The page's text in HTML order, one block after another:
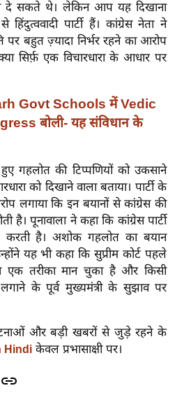
दे सकते थे। लेकिन आप यह दिखाना
पार्टी हैं। कांग्रेस नेता ने
पर बहुत ज़्यादा निर्भर रहने का आरोप
सिर्फ़ एक विचारधारा के आधार पर
Govt Schools में Vedic
बोली- यह संविधान के
हुए गहलोत की टिप्पणियों को उकसाने
को दिखाने वाला बताया। पार्टी के
लगाया कि इन बयानों से कांग्रेस की
है। पूनावाला ने कहा कि कांग्रेस पार्टी
है। अशोक गहलोत का बयान
यह भी कहा कि सुप्रीम कोर्ट पहले
एक तरीका मान चुका है और किसी
लगाने के पूर्व मुख्यमंत्री के सुझाव पर
और बड़ी खबरों से जुड़े रहने के
Hindi केवल प्रभासाक्षी पर।